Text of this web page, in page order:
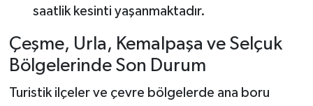
saatlik kesinti yaşanmaktadır.
Çeşme, Urla, Kemalpaşa ve Selçuk
Bölgelerinde Son Durum
Turistik ilçeler ve çevre bölgelerde ana boru